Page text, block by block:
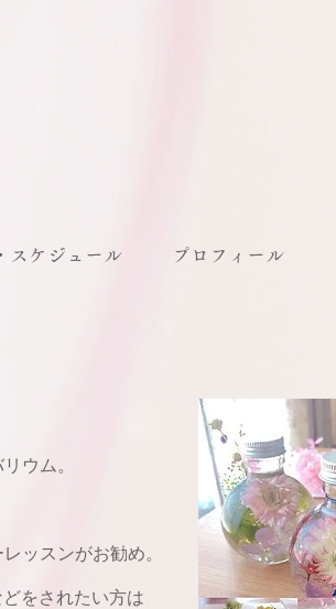
スケジュール プロフィール
ウム。
ッスンがお勧め。
をされたい方は